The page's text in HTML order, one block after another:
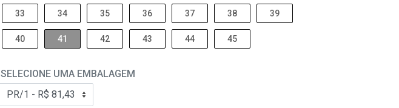
33 34 35 36 37 38 39
40 41 42 43 44 45
SELECIONE UMA EMBALAGEM